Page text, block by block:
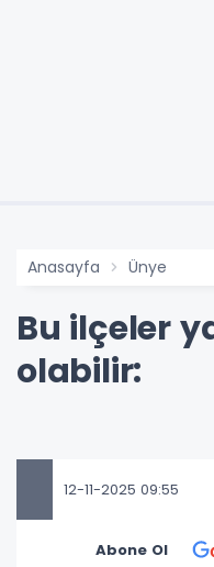
Anasayfa Ünye
Bu ilçeler
olabilir:
12-11-2025 09:55
Abone Ol